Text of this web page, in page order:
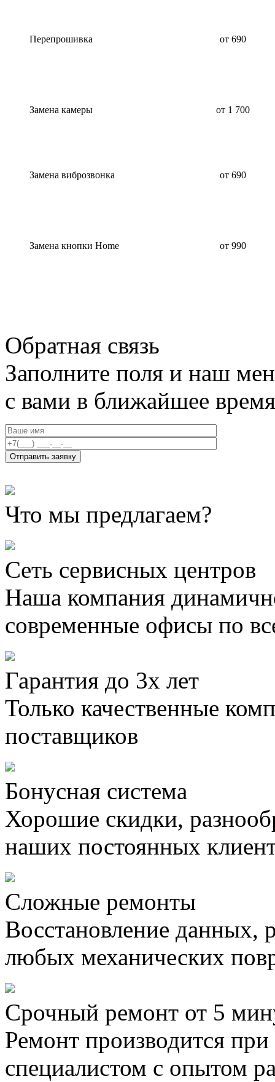
Перепрошивка от 690
Замена камеры от 1 700
Замена виброзвонка от 690
Замена кнопки Home от 990
Обратная связь
Заполните поля и наш
с вами в ближайшее время
Что мы предлагаем?
Сеть сервисных центров
Наша компания
современные офисы по
Гарантия до 3х лет
Только качественные
поставщиков
Бонусная система
Хорошие скидки,
наших постоянных
Сложные ремонты
Восстановление данных,
любых механических
Срочный ремонт от 5
Ремонт производится
специалистом с опытом